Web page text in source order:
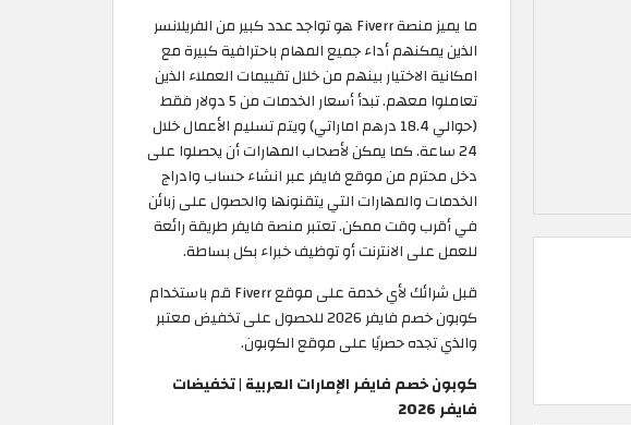
ما يميز منصة Fiverr هو تواجد عدد كبير من الفريلانسر
الذين يمكنهم أداء جميع المهام باحترافية كبيرة مع
امكانية الاختيار بينهم من خلال تقييمات العملاء الذين
تعاملوا معهم. تبدأ أسعار الخدمات من 5 دولار فقط
(حوالي 18.4 درهم اماراتي) ويتم تسليم الأعمال خلال
24 ساعة. كما يمكن لأصحاب المهارات أن يحصلوا على
دخل محترم من موقع فايفر عبر انشاء حساب وادراج
الخدمات والمهارات التي يتقنونها والحصول على زبائن
في أقرب وقت ممكن. تعتبر منصة فايفر طريقة رائعة
للعمل على الانترنت أو توظيف خبراء بكل بساطة.
قبل شرائك لأي خدمة على موقع Fiverr قم باستخدام
كوبون خصم فايفر 2026 للحصول على تخفيض معتبر
والذي تجده حصريًا على موقع الكوبون.
كوبون خصم فايفر الإمارات العربية | تخفيضات
فايفر 2026